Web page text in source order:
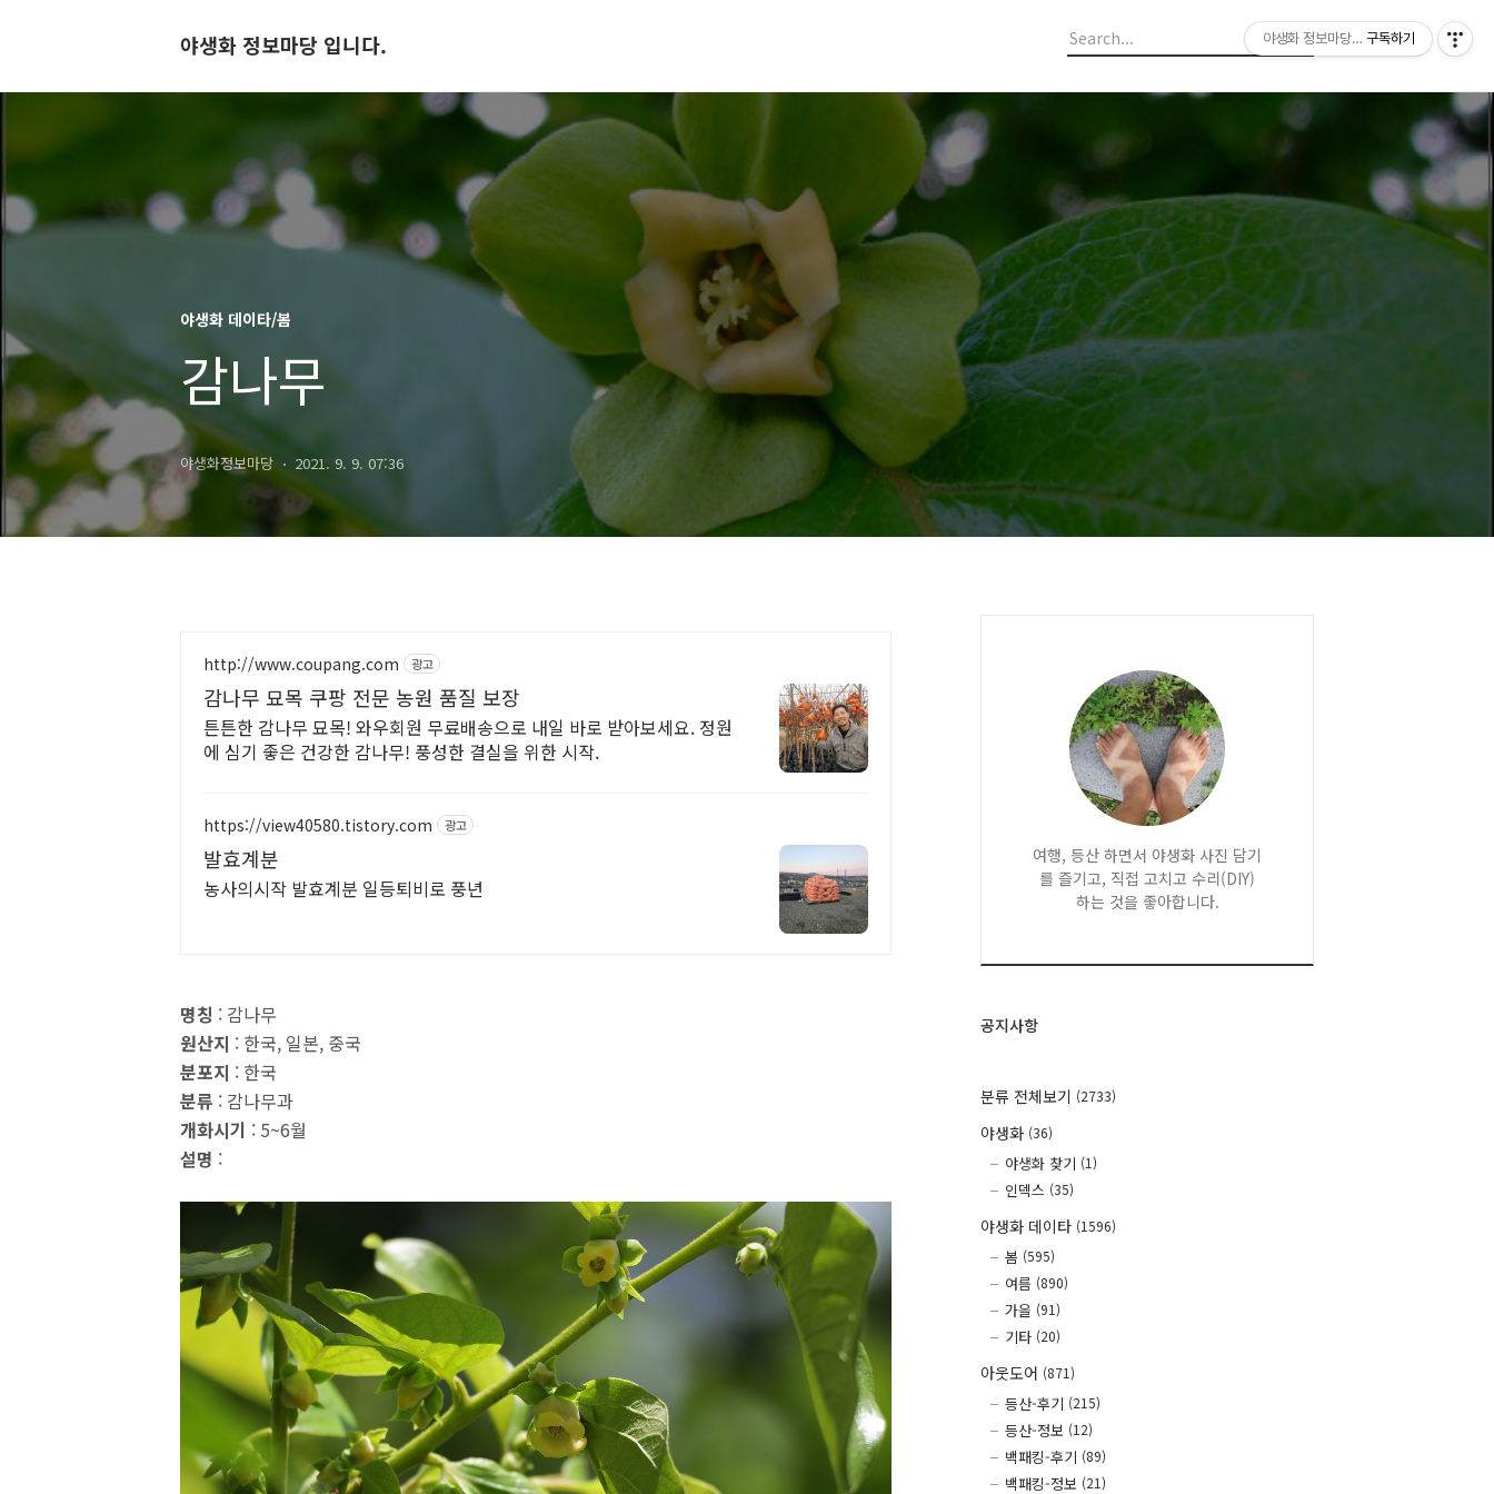
야생화 정보마당 입니다.
야생화 데이타/봄
감나무
야생화정보마당 2021. 9. 9. 07:36
http://www.coupang.com 광고
감나무 묘목 쿠팡 전문 농원 품질 보장
튼튼한 감나무 묘목! 와우회원 무료배송으로 내일 바로 받아보세요. 정원
에 심기 좋은 건강한 감나무! 풍성한 결실을 위한 시작.
https://view40580.tistory.com 광고
발효계분
농사의시작 발효계분 일등퇴비로 풍년
명칭 : 감나무
원산지 : 한국, 일본, 중국
분포지 : 한국
분류 : 감나무과
개화시기 : 5~6월
설명 :
여행, 등산 하면서 야생화 사진 담기
를 즐기고, 직접 고치고 수리(DIY)
하는 것을 좋아합니다.
공지사항
분류 전체보기 (2733)
야생화 (36)
야생화 찾기 (1)
인덱스 (35)
야생화 데이타 (1596)
봄 (595)
여름 (890)
가을 (91)
기타 (20)
아웃도어 (871)
등산-후기 (215)
등산-정보 (12)
백패킹-후기 (89)
백패킹-정보 (21)
야생화 정보마당 입니다.
구독하기